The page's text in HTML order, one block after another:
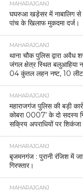
MAHARAJGANJ
घघरुआ खड़ेसर में नाबालिग से
पांच के खिलाफ मुकदमा दर्ज।
MAHARAJGANJ
थाना चौक पुलिस द्वारा अवैध
जंगल क्षेत्र स्थित बलुआहिया
04 कुंतल लहन नष्ट, 10
MAHARAJGANJ
महाराजगंज पुलिस की बड़ी
कोबरा 0007’ के दो सदस्य
सक्रिय अपराधियों पर शिकंजा
MAHARAJGANJ
बृजमनगंज : पुरानी रंजिश में
गिरफ्तार।
MAHARAJGANJ